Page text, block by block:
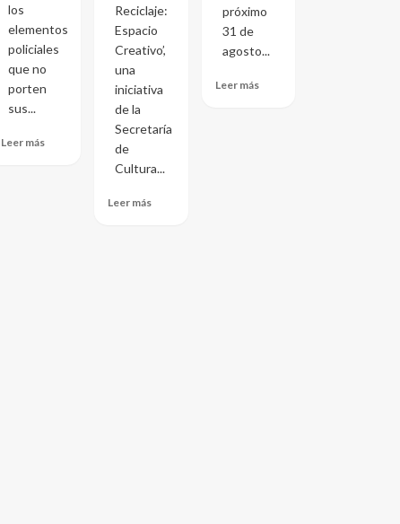
los
elementos
policiales
que no
porten
sus...
Leer más
Reciclaje:
Espacio
Creativo’,
una
iniciativa
de la
Secretaría
de
Cultura...
Leer más
próximo
31 de
agosto...
Leer más